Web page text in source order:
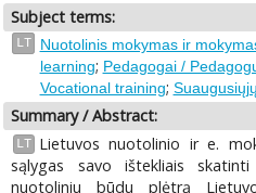
Subject terms:
LT
Nuotolinis mokymas ir
learning; Pedagogai /
Vocational training;
Summary / Abstract:
LT
Lietuvos nuotolinio ir e.
sąlygas savo ištekliais
nuotoliniu būdu plėtrą